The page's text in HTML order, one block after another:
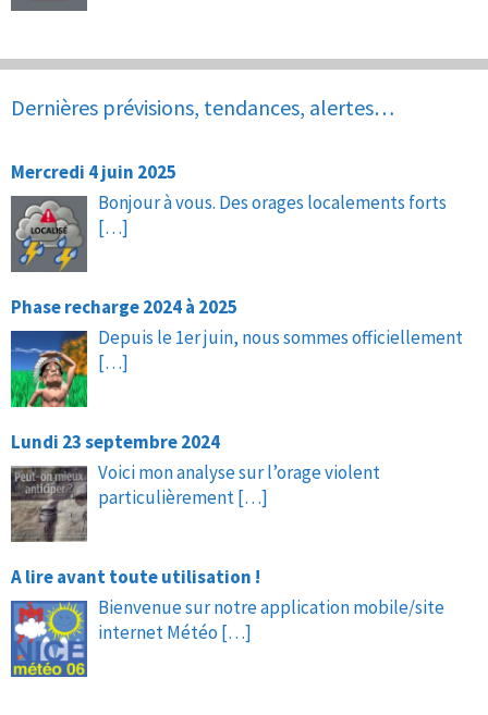
Dernières prévisions, tendances, alertes…
Mercredi 4 juin 2025
Bonjour à vous. Des orages localements forts
[…]
Phase recharge 2024 à 2025
Depuis le 1er juin, nous sommes officiellement
[…]
Lundi 23 septembre 2024
Voici mon analyse sur l’orage violent
particulièrement[…]
A lire avant toute utilisation !
Bienvenue sur notre application mobile/site
internet Météo […]